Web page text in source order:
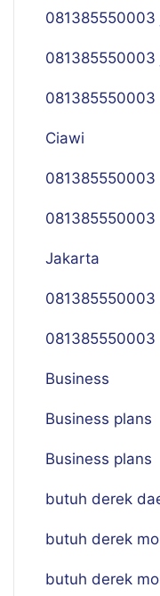
081385550003
081385550003
081385550003
Ciawi
081385550003
Jakarta
081385550003
081385550003
Business
Business plans
Business plans
butuh derek
butuh derek
butuh derek